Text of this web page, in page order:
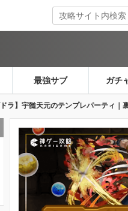
最強サブ ガチ
ドラ】宇髄天元のテンプレパーティ｜